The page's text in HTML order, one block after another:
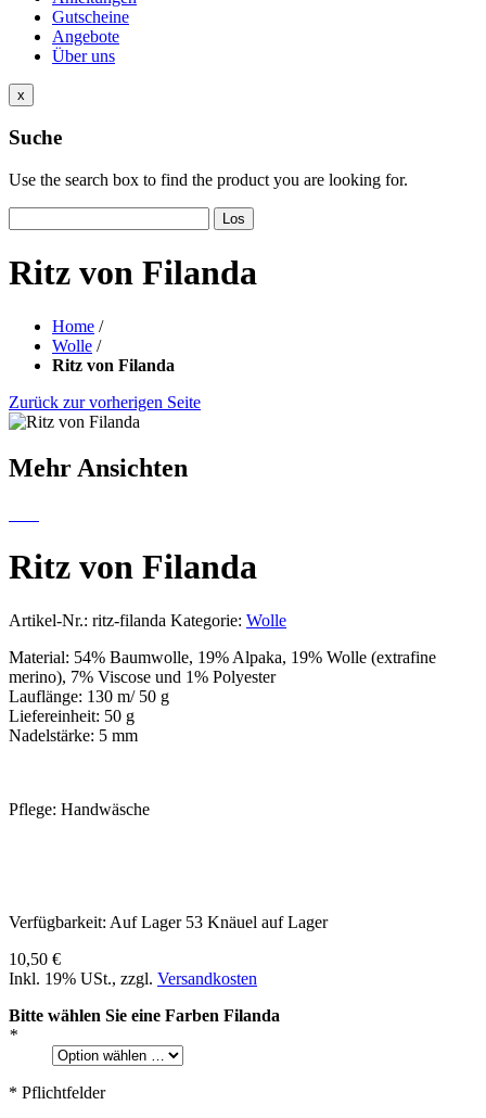
Gutscheine
Angebote
Über uns
x
Suche
Use the search box to find the product you are looking for.
Los
Ritz von Filanda
Home /
Wolle /
Ritz von Filanda
Zurück zur vorherigen Seite
Mehr Ansichten
Ritz von Filanda
Artikel-Nr.: ritz-filanda Kategorie: Wolle
Material: 54% Baumwolle, 19% Alpaka, 19% Wolle (extrafine
merino), 7% Viscose und 1% Polyester
Lauflänge: 130 m/ 50 g
Liefereinheit: 50 g
Nadelstärke: 5 mm
Pflege: Handwäsche
Verfügbarkeit: Auf Lager 53 Knäuel auf Lager
10,50 €
Inkl. 19% USt., zzgl. Versandkosten
Bitte wählen Sie eine Farben Filanda
*
* Pflichtfelder